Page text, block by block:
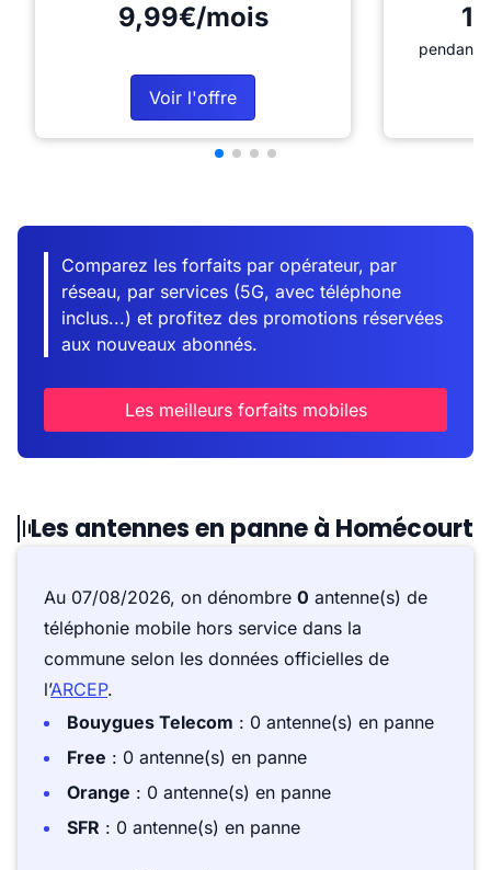
9,99€/mois
Voir l'offre
pendant
Comparez les forfaits par opérateur, par
réseau, par services (5G, avec téléphone
inclus...) et profitez des promotions réservées
aux nouveaux abonnés.
Les meilleurs forfaits mobiles
Les antennes en panne à Homécourt
Au 07/08/2026, on dénombre 0 antenne(s) de
téléphonie mobile hors service dans la
commune selon les données officielles de
l’ARCEP.
Bouygues Telecom : 0 antenne(s) en panne
Free : 0 antenne(s) en panne
Orange : 0 antenne(s) en panne
SFR : 0 antenne(s) en panne